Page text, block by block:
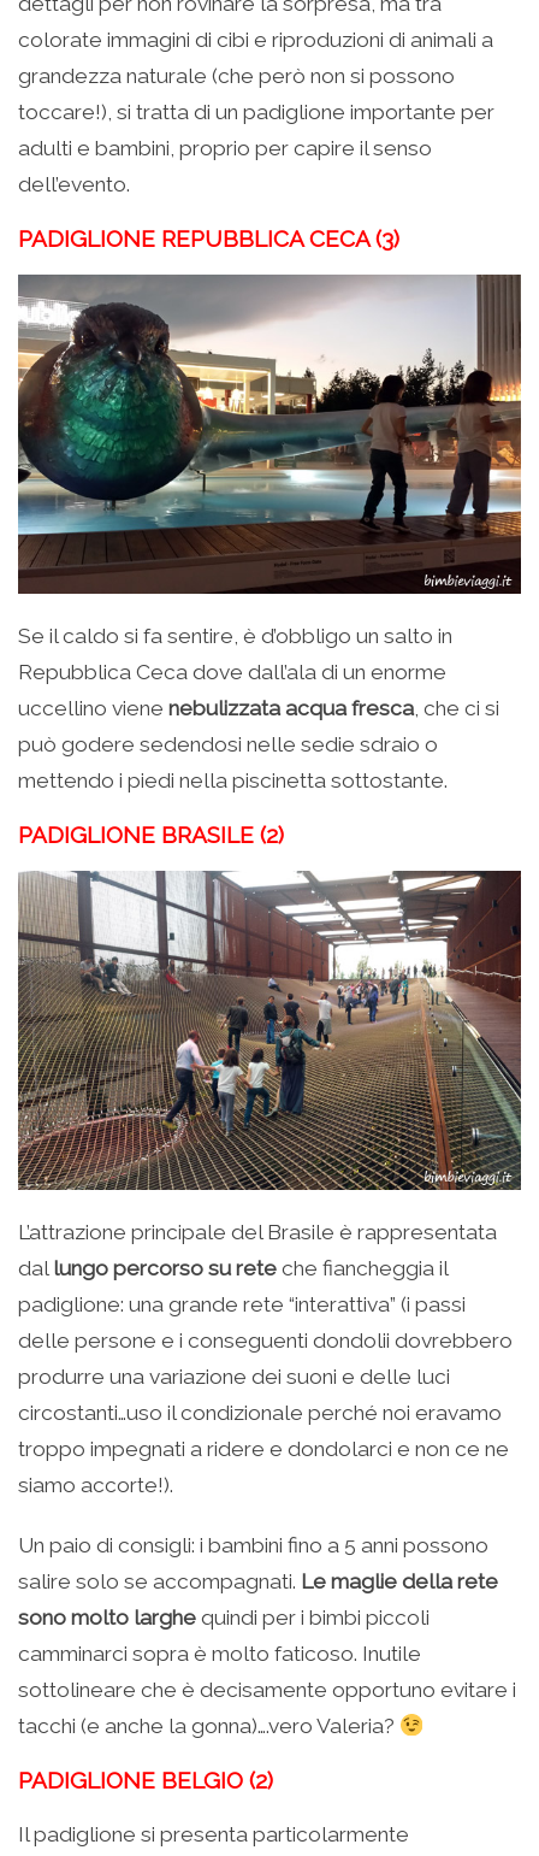
colorate immagini di cibi e riproduzioni di animali a
grandezza naturale (che però non si possono
toccare!), si tratta di un padiglione importante per
adulti e bambini, proprio per capire il senso
dell’evento.
PADIGLIONE REPUBBLICA CECA (3)
Se il caldo si fa sentire, è d’obbligo un salto in
Repubblica Ceca dove dall’ala di un enorme
uccellino viene nebulizzata acqua fresca, che ci si
può godere sedendosi nelle sedie sdraio o
mettendo i piedi nella piscinetta sottostante.
PADIGLIONE BRASILE (2)
L’attrazione principale del Brasile è rappresentata
dal lungo percorso su rete che fiancheggia il
padiglione: una grande rete “interattiva” (i passi
delle persone e i conseguenti dondolii dovrebbero
produrre una variazione dei suoni e delle luci
circostanti…uso il condizionale perché noi eravamo
troppo impegnati a ridere e dondolarci e non ce ne
siamo accorte!).
Un paio di consigli: i bambini fino a 5 anni possono
salire solo se accompagnati. Le maglie della rete
sono molto larghe quindi per i bimbi piccoli
camminarci sopra è molto faticoso. Inutile
sottolineare che è decisamente opportuno evitare i
tacchi (e anche la gonna)….vero Valeria?
PADIGLIONE BELGIO (2)
Il padiglione si presenta particolarmente